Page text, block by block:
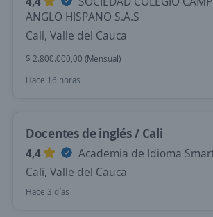
ANGLO HISPANO S.A.S
Cali, Valle del Cauca
$ 2.800.000,00 (Mensual)
Hace 16 horas
Docentes de inglés / Cali
4,4
Academia de Idioma
Cali, Valle del Cauca
Hace 3 días